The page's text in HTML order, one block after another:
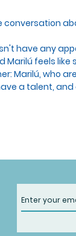
conversation
have any
Marilú feels like
Marilú, who
a talent, and